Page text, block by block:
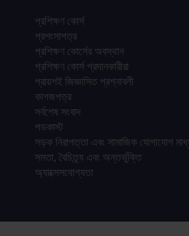
প্রশিক্ষণ কোর্স
প্রশংসাপত্র
প্রশিক্ষণ কোর্সের অবস্থান
প্রশিক্ষণ কোর্স প্রদানকারীরা
প্রায়শই জিজ্ঞাসিত প্রশ্নাবলী
কাগজপত্র
সর্বশেষ সংবাদ
পডকাস্ট
সড়ক নিরাপত্তা এবং সামাজিক যোগাযোগ
সমতা, বৈচিত্র্য এবং অন্তর্ভুক্তি
অ্যাক্সেসযোগ্যতা